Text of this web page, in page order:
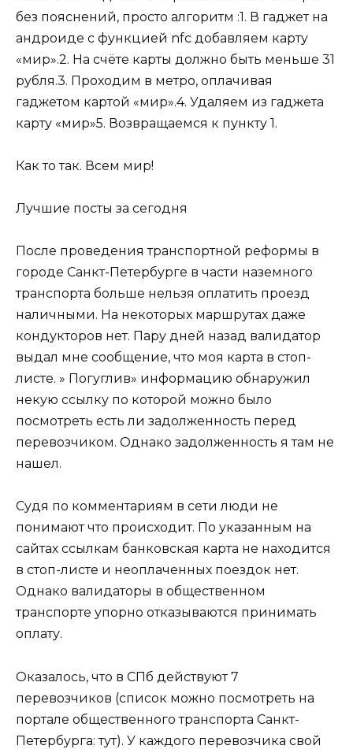
без пояснений, просто алгоритм :1. В гаджет на
андроиде с функцией nfc добавляем карту
«мир».2. На счёте карты должно быть меньше 31
рубля.3. Проходим в метро, оплачивая
гаджетом картой «мир».4. Удаляем из гаджета
карту «мир»5. Возвращаемся к пункту 1.
Как то так. Всем мир!
Лучшие посты за сегодня
После проведения транспортной реформы в
городе Санкт-Петербурге в части наземного
транспорта больше нельзя оплатить проезд
наличными. На некоторых маршрутах даже
кондукторов нет. Пару дней назад валидатор
выдал мне сообщение, что моя карта в стоп-
листе. » Погуглив» информацию обнаружил
некую ссылку по которой можно было
посмотреть есть ли задолженность перед
перевозчиком. Однако задолженность я там не
нашел.
Судя по комментариям в сети люди не
понимают что происходит. По указанным на
сайтах ссылкам банковская карта не находится
в стоп-листе и неоплаченных поездок нет.
Однако валидаторы в общественном
транспорте упорно отказываются принимать
оплату.
Оказалось, что в СПб действуют 7
перевозчиков (список можно посмотреть на
портале общественного транспорта Санкт-
Петербурга: тут). У каждого перевозчика свой